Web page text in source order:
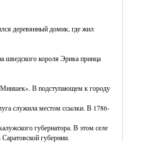
деревянный домик, где жил
шведского короля Эрика принца
Мнишек». В подступающем к городу
служила местом ссылки. В 1786-
губернатора. В этом селе
губернии.